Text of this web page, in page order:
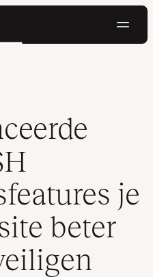
beveiligingsfeatures je
je
beter